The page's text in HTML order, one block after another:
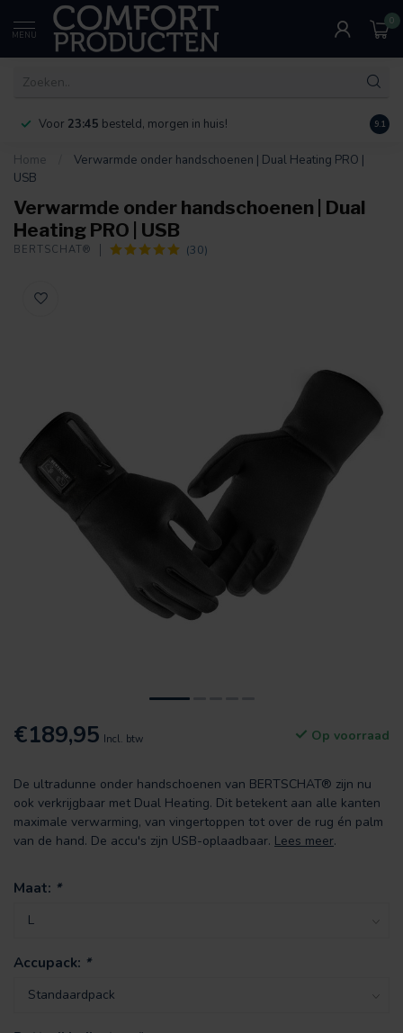
MENU
0
Voor 23:45 besteld, morgen in huis! 9.1
Home
Verwarmde onder handschoenen | Dual Heating PRO |
USB
Verwarmde onder handschoenen | Dual
Heating PRO | USB
BERTSCHAT® (30)
€189,95 Incl. btw Op voorraad
De ultradunne onder handschoenen van BERTSCHAT® zijn nu
ook verkrijgbaar met Dual Heating. Dit betekent aan alle kanten
maximale verwarming, van vingertoppen tot over de rug én palm
van de hand. De accu's zijn USB-oplaadbaar. Lees meer.
Maat: *
Accupack: *